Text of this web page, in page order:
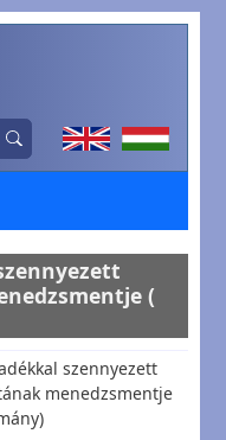
(
szennyezett
menedzsmentje